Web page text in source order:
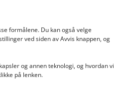
formålene. Du kan også velge
ved siden av Avvis knappen, og
og annen teknologi, og hvordan vi
på lenken.